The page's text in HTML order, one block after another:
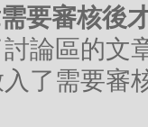
要審核後
論區的文
了需要審